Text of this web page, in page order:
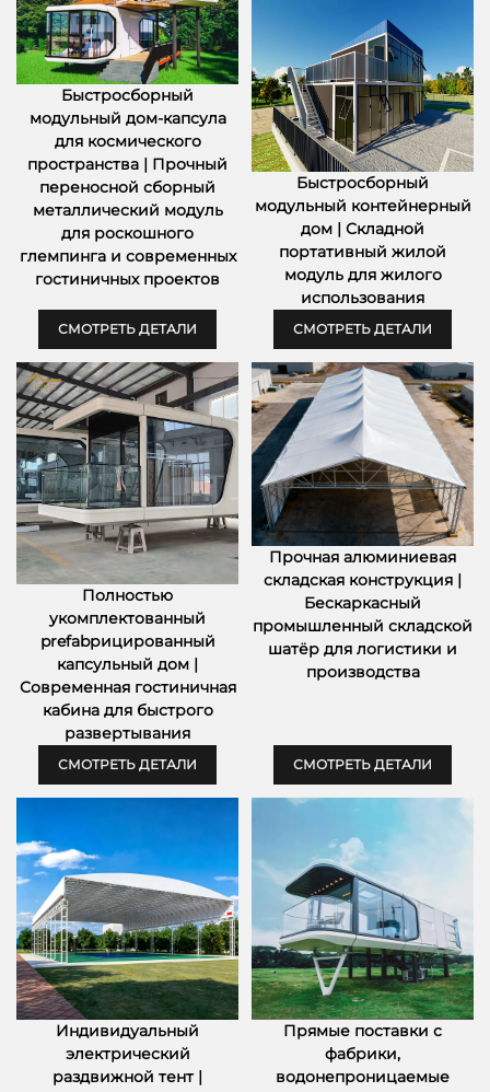
Быстросборный
модульный дом-капсула
для космического
пространства | Прочный
переносной сборный
металлический модуль
для роскошного
глемпинга и современных
гостиничных проектов
СМОТРЕТЬ ДЕТАЛИ
Быстросборный
модульный контейнерный
дом | Складной
портативный жилой
модуль для жилого
использования
СМОТРЕТЬ ДЕТАЛИ
Полностью
укомплектованный
prefabрицированный
капсульный дом |
Современная гостиничная
кабина для быстрого
развертывания
СМОТРЕТЬ ДЕТАЛИ
Прочная алюминиевая
складская конструкция |
Бескаркасный
промышленный складской
шатёр для логистики и
производства
СМОТРЕТЬ ДЕТАЛИ
Индивидуальный
электрический
раздвижной тент |
Прямые поставки с
фабрики,
водонепроницаемые